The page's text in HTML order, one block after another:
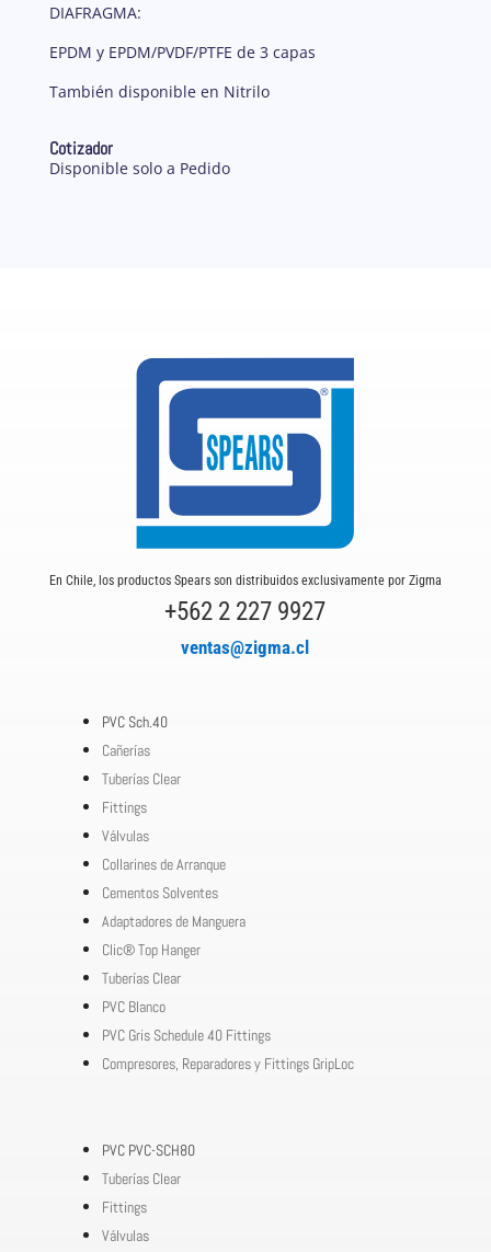
DIAFRAGMA:
EPDM y EPDM/PVDF/PTFE de 3 capas
También disponible en Nitrilo
Cotizador
Disponible solo a Pedido
En Chile, los productos Spears son distribuidos exclusivamente por Zigma
+562 2 227 9927
ventas@zigma.cl
PVC Sch.40
Cañerías
Tuberías Clear
Fittings
Válvulas
Collarines de Arranque
Cementos Solventes
Adaptadores de Manguera
Clic® Top Hanger
Tuberías Clear
PVC Blanco
PVC Gris Schedule 40 Fittings
Compresores, Reparadores y Fittings GripLoc
PVC PVC-SCH80
Tuberías Clear
Fittings
Válvulas